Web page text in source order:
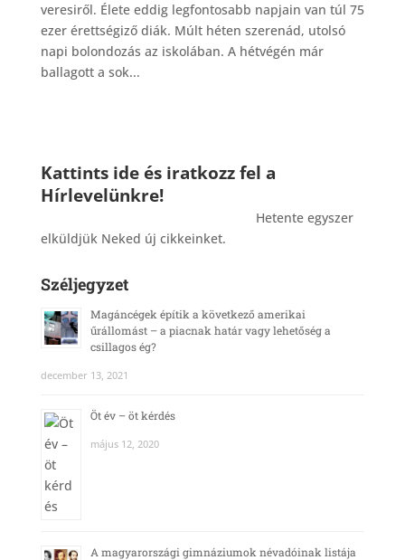
veresiről. Élete eddig legfontosabb napjain van túl 75
ezer érettségiző diák. Múlt héten szerenád, utolsó
napi bolondozás az iskolában. A hétvégén már
ballagott a sok...
Kattints ide és iratkozz fel a
Hírlevelünkre!
Hetente egyszer
elküldjük Neked új cikkeinket.
Széljegyzet
Magáncégek építik a következő amerikai
űrállomást – a piacnak határ vagy lehetőség a
csillagos ég?
december 13, 2021
Öt év – öt kérdés
május 12, 2020
A magyarországi gimnáziumok névadóinak listája